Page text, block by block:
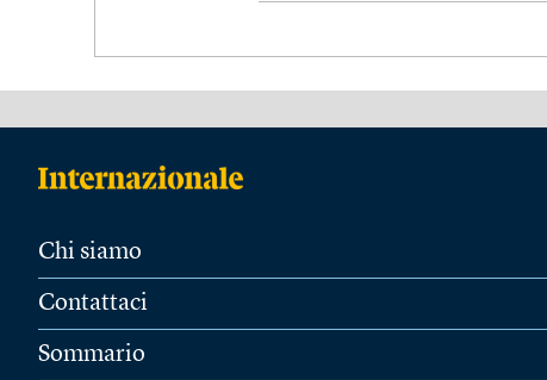
Chi siamo
Contattaci
Sommario